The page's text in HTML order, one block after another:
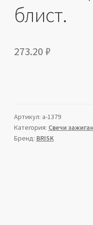
блист.
273.20 ₽
Артикул: a-1379
Категория: Свечи
Бренд: BRISK